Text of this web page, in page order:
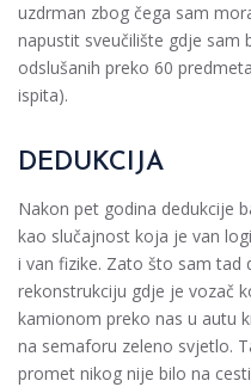
uzdrman zbog čega sam
napustit sveučilište gdje sam
odslušanih preko 60
ispita).
DEDUKCIJA
Nakon pet godina dedukcije
kao slučajnost koja je van
i van fizike. Zato što sam tad
rekonstrukciju gdje je vozač
kamionom preko nas u autu
na semaforu zeleno svjetlo.
promet nikog nije bilo na